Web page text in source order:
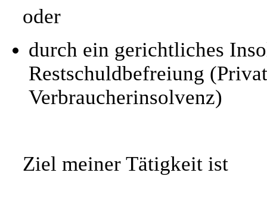
oder
durch ein gerichtliches
Restschuldbefreiung
Verbraucherinsolvenz)
Ziel meiner Tätigkeit ist